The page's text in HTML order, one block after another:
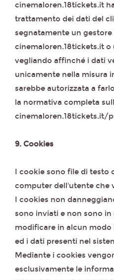
cinemaloren.18tickets.it
trattamento dei dati del
segnatamente un
cinemaloren.18tickets.it o
vegliando affinché i dati
unicamente nella misura
sarebbe autorizzata a
la normativa completa
cinemaloren.18tickets.it/
9. Cookies
I cookie sono file di testo
computer dell'utente che
I cookies non
sono inviati e non sono
modificare in alcun
ed i dati presenti nel
Mediante i cookies
esclusivamente le